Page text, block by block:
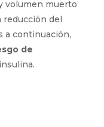
volumen muerto
del
a continuación,
de